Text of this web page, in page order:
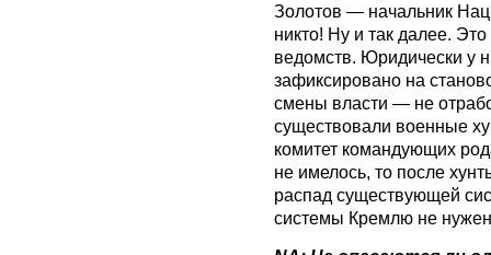
Золотов — начальник
никто! Ну и так далее.
ведомств. Юридически у
зафиксировано на
смены власти — не
существовали военные
комитет командующих
не имелось, то после
распад существующей
системы Кремлю не